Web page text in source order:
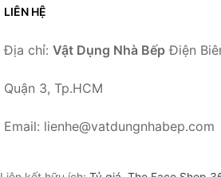
LIÊN HỆ
Địa chỉ: Vật Dụng Nhà Bếp Điện
Quận 3, Tp.HCM
Email: lienhe@vatdungnhabep.com